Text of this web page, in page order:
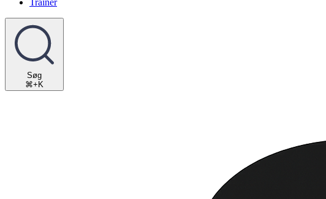
Trainer
Søg
⌘+K